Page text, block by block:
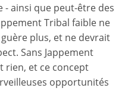
ainsi que peut-être des
Tribal faible ne
plus, et ne devrait
Sans Jappement
rien, et ce concept
opportunités